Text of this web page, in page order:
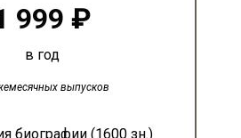
999 ₽
в год
выпусков
биографии (1600 зн.)